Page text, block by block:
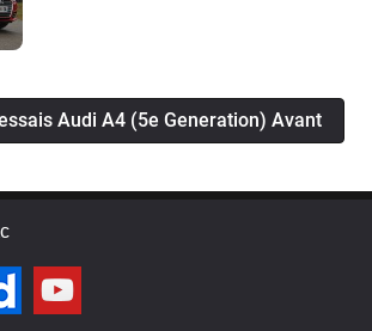
Audi A4 (5e Generation) Avant